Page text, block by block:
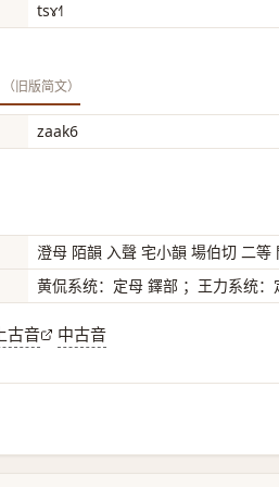
tsɤ˧˥
（旧版简文）
zaak6
澄母 陌韻 入聲 宅小韻 場伯切 二等
黄侃系统：定母 鐸部 ；王力系统：
古音 中古音